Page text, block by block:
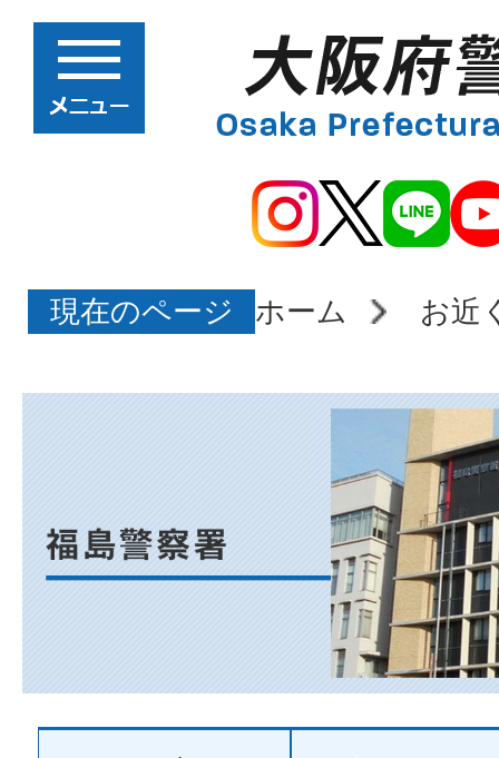
現在のページ ホーム お近
阪
福